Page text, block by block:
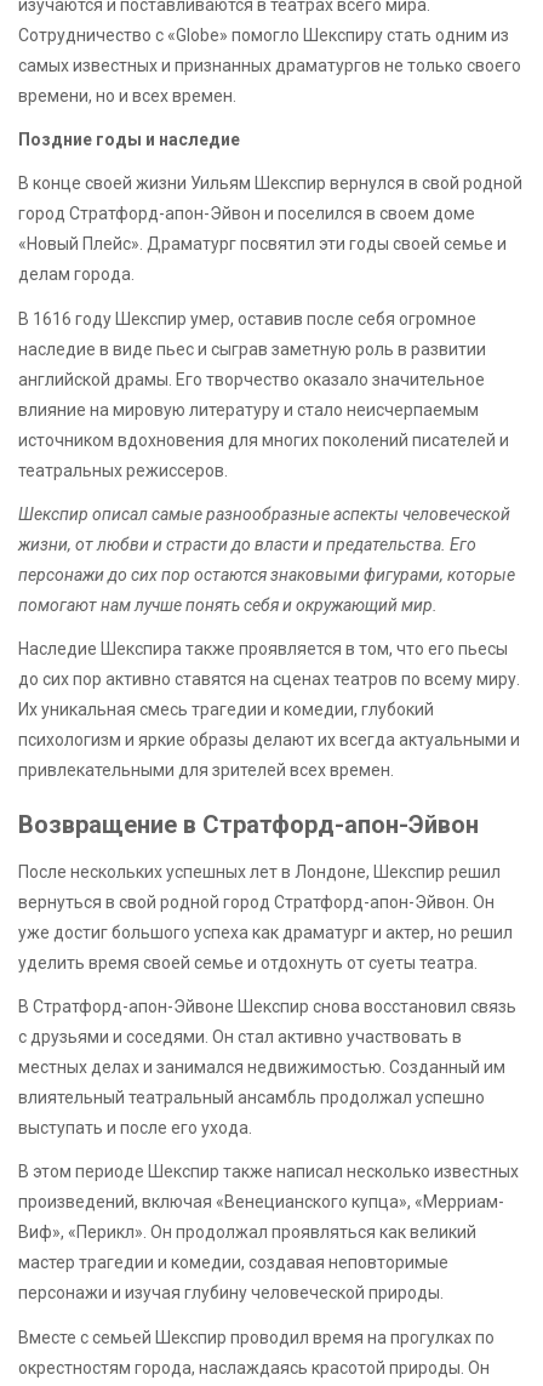
изучаются и поставливаются в театрах всего мира.
Сотрудничество с «Globe» помогло Шекспиру стать одним из
самых известных и признанных драматургов не только своего
времени, но и всех времен.
Поздние годы и наследие
В конце своей жизни Уильям Шекспир вернулся в свой родной
город Стратфорд-апон-Эйвон и поселился в своем доме
«Новый Плейс». Драматург посвятил эти годы своей семье и
делам города.
В 1616 году Шекспир умер, оставив после себя огромное
наследие в виде пьес и сыграв заметную роль в развитии
английской драмы. Его творчество оказало значительное
влияние на мировую литературу и стало неисчерпаемым
источником вдохновения для многих поколений писателей и
театральных режиссеров.
Шекспир описал самые разнообразные аспекты человеческой
жизни, от любви и страсти до власти и предательства. Его
персонажи до сих пор остаются знаковыми фигурами, которые
помогают нам лучше понять себя и окружающий мир.
Наследие Шекспира также проявляется в том, что его пьесы
до сих пор активно ставятся на сценах театров по всему миру.
Их уникальная смесь трагедии и комедии, глубокий
психологизм и яркие образы делают их всегда актуальными и
привлекательными для зрителей всех времен.
Возвращение в Стратфорд-апон-Эйвон
После нескольких успешных лет в Лондоне, Шекспир решил
вернуться в свой родной город Стратфорд-апон-Эйвон. Он
уже достиг большого успеха как драматург и актер, но решил
уделить время своей семье и отдохнуть от суеты театра.
В Стратфорд-апон-Эйвоне Шекспир снова восстановил связь
с друзьями и соседями. Он стал активно участвовать в
местных делах и занимался недвижимостью. Созданный им
влиятельный театральный ансамбль продолжал успешно
выступать и после его ухода.
В этом периоде Шекспир также написал несколько известных
произведений, включая «Венецианского купца», «Мерриам-
Виф», «Перикл». Он продолжал проявляться как великий
мастер трагедии и комедии, создавая неповторимые
персонажи и изучая глубину человеческой природы.
Вместе с семьей Шекспир проводил время на прогулках по
окрестностям города, наслаждаясь красотой природы. Он